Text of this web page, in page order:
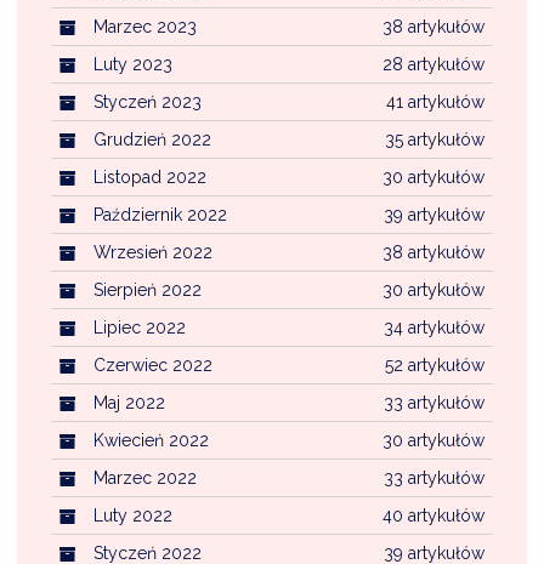
38 artykułów
Marzec 2023
28 artykułów
Luty 2023
41 artykułów
Styczeń 2023
35 artykułów
Grudzień 2022
30 artykułów
Listopad 2022
39 artykułów
Październik 2022
38 artykułów
Wrzesień 2022
30 artykułów
Sierpień 2022
34 artykułów
Lipiec 2022
52 artykułów
Czerwiec 2022
33 artykułów
Maj 2022
30 artykułów
Kwiecień 2022
33 artykułów
Marzec 2022
40 artykułów
Luty 2022
39 artykułów
Styczeń 2022